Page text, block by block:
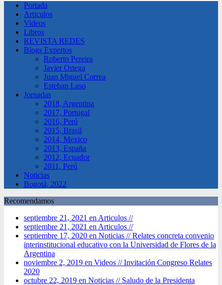
Portada
Articulos
Videos
Libros
REVISTA REDES
Blogs Expertos
Roberto Pereira
Javier Ortega
Juan Miguel Correa
Esteban Laso
Jornadas
2018, Argentina
2017, Portugal
2016, Perú
2015, Brasil
2014, Mexico
2013, España
2012, Ecuador
2011, Perú
Noticias
Bogotá, 2022
Recomendamos
septiembre 21, 2021 en Articulos //
septiembre 21, 2021 en Articulos //
septiembre 17, 2020 en Noticias //Relates concreta convenio
interinstitucional educativo con la Universidad de Flores de la
Argentina
noviembre 2, 2019 en Videos //Invitación Congreso Relates
2020
octubre 22, 2019 en Noticias // Saludo de la Presidenta